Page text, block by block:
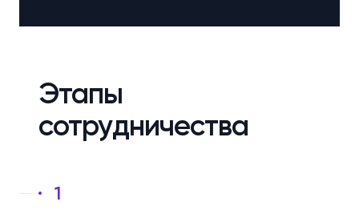
Этапы
сотрудничества
1